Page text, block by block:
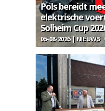
Pols bereidt
elektrische
Solheim Cup
05-08-2026 | NIEUWS